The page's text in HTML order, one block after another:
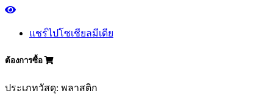
แชร์ไปโซเชียลมีเดีย
ต้องการซื้อ
ประเภทวัสดุ: พลาสติก